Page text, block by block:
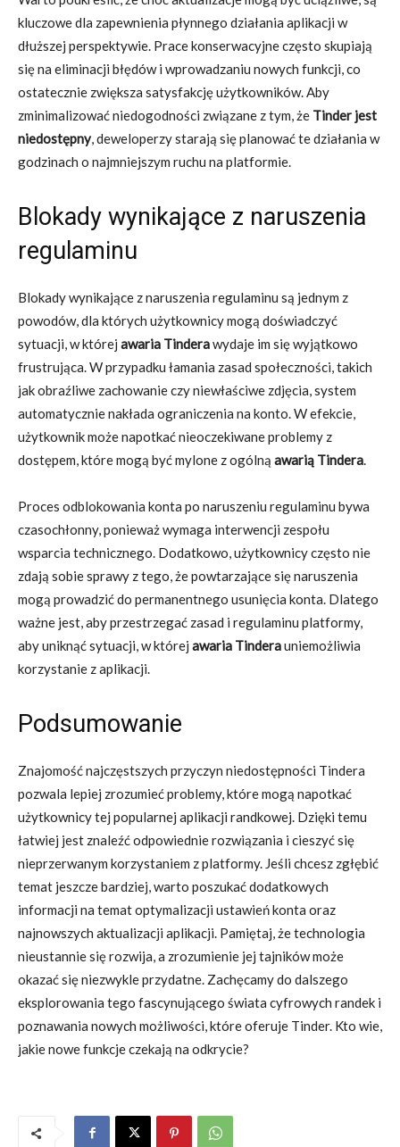
kluczowe dla zapewnienia płynnego działania aplikacji w
dłuższej perspektywie. Prace konserwacyjne często skupiają
się na eliminacji błędów i wprowadzaniu nowych funkcji, co
ostatecznie zwiększa satysfakcję użytkowników. Aby
zminimalizować niedogodności związane z tym, że Tinder jest
niedostępny, deweloperzy starają się planować te działania w
godzinach o najmniejszym ruchu na platformie.
Blokady wynikające z naruszenia
regulaminu
Blokady wynikające z naruszenia regulaminu są jednym z
powodów, dla których użytkownicy mogą doświadczyć
sytuacji, w której awaria Tinderawydaje im się wyjątkowo
frustrująca. W przypadku łamania zasad społeczności, takich
jak obraźliwe zachowanie czy niewłaściwe zdjęcia, system
automatycznie nakłada ograniczenia na konto. W efekcie,
użytkownik może napotkać nieoczekiwane problemy z
dostępem, które mogą być mylone z ogólną awarią Tindera.
Proces odblokowania konta po naruszeniu regulaminu bywa
czasochłonny, ponieważ wymaga interwencji zespołu
wsparcia technicznego. Dodatkowo, użytkownicy często nie
zdają sobie sprawy z tego, że powtarzające się naruszenia
mogą prowadzić do permanentnego usunięcia konta. Dlatego
ważne jest, aby przestrzegać zasad i regulaminu platformy,
aby uniknąć sytuacji, w której awaria Tinderauniemożliwia
korzystanie z aplikacji.
Podsumowanie
Znajomość najczęstszych przyczyn niedostępności Tindera
pozwala lepiej zrozumieć problemy, które mogą napotkać
użytkownicy tej popularnej aplikacji randkowej. Dzięki temu
łatwiej jest znaleźć odpowiednie rozwiązania i cieszyć się
nieprzerwanym korzystaniem z platformy. Jeśli chcesz zgłębić
temat jeszcze bardziej, warto poszukać dodatkowych
informacji na temat optymalizacji ustawień konta oraz
najnowszych aktualizacji aplikacji. Pamiętaj, że technologia
nieustannie się rozwija, a zrozumienie jej tajników może
okazać się niezwykle przydatne. Zachęcamy do dalszego
eksplorowania tego fascynującego świata cyfrowych randek i
poznawania nowych możliwości, które oferuje Tinder. Kto wie,
jakie nowe funkcje czekają na odkrycie?